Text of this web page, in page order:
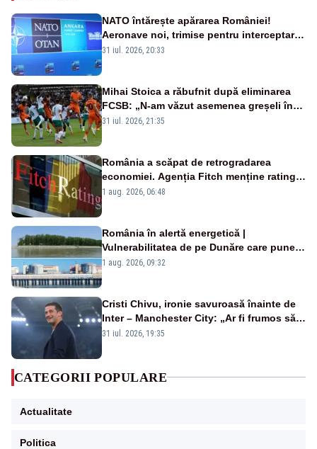
NATO întărește apărarea României!
Aeronave noi, trimise pentru interceptarea
și distrugerea dronelor
31 iul. 2026, 20:33
Mihai Stoica a răbufnit după eliminarea
FCSB: „N-am văzut asemenea greșeli în
190 de meciuri europene”
31 iul. 2026, 21:35
România a scăpat de retrogradarea
economiei. Agenția Fitch menține ratingul
„BBB-” cu perspectivă negativă
1 aug. 2026, 06:48
România în alertă energetică |
Vulnerabilitatea de pe Dunăre care pune
în pericol Centrala Cernavodă era
1 aug. 2026, 09:32
Cristi Chivu, ironie savuroasă înainte de
Inter – Manchester City: „Ar fi frumos să
mai cumpărați și de la noi”
31 iul. 2026, 19:35
CATEGORII POPULARE
Actualitate
Politica